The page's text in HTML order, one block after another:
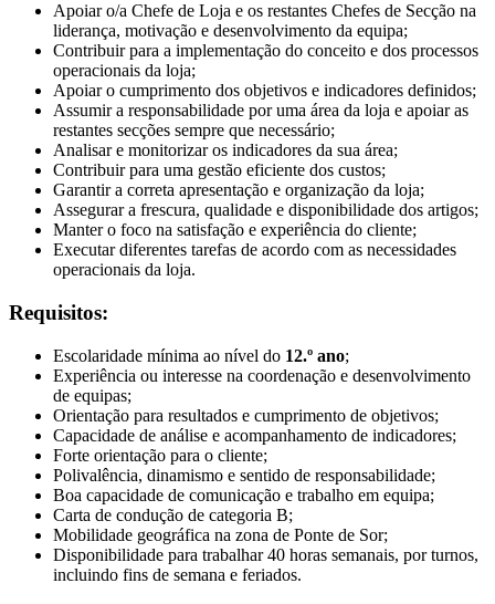
Apoiar o/a Chefe de Loja e os restantes Chefes de Secção na
liderança, motivação e desenvolvimento da equipa;
Contribuir para a implementação do conceito e dos processos
operacionais da loja;
Apoiar o cumprimento dos objetivos e indicadores definidos;
Assumir a responsabilidade por uma área da loja e apoiar as
restantes secções sempre que necessário;
Analisar e monitorizar os indicadores da sua área;
Contribuir para uma gestão eficiente dos custos;
Garantir a correta apresentação e organização da loja;
Assegurar a frescura, qualidade e disponibilidade dos artigos;
Manter o foco na satisfação e experiência do cliente;
Executar diferentes tarefas de acordo com as necessidades
operacionais da loja.
Requisitos:
Escolaridade mínima ao nível do 12.º ano;
Experiência ou interesse na coordenação e desenvolvimento
de equipas;
Orientação para resultados e cumprimento de objetivos;
Capacidade de análise e acompanhamento de indicadores;
Forte orientação para o cliente;
Polivalência, dinamismo e sentido de responsabilidade;
Boa capacidade de comunicação e trabalho em equipa;
Carta de condução de categoria B;
Mobilidade geográfica na zona de Ponte de Sor;
Disponibilidade para trabalhar 40 horas semanais, por turnos,
incluindo fins de semana e feriados.